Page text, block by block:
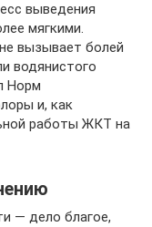
выведения
мягкими.
вызывает болей
водянистого
Норм
и, как
работы ЖКТ на
— дело благое,